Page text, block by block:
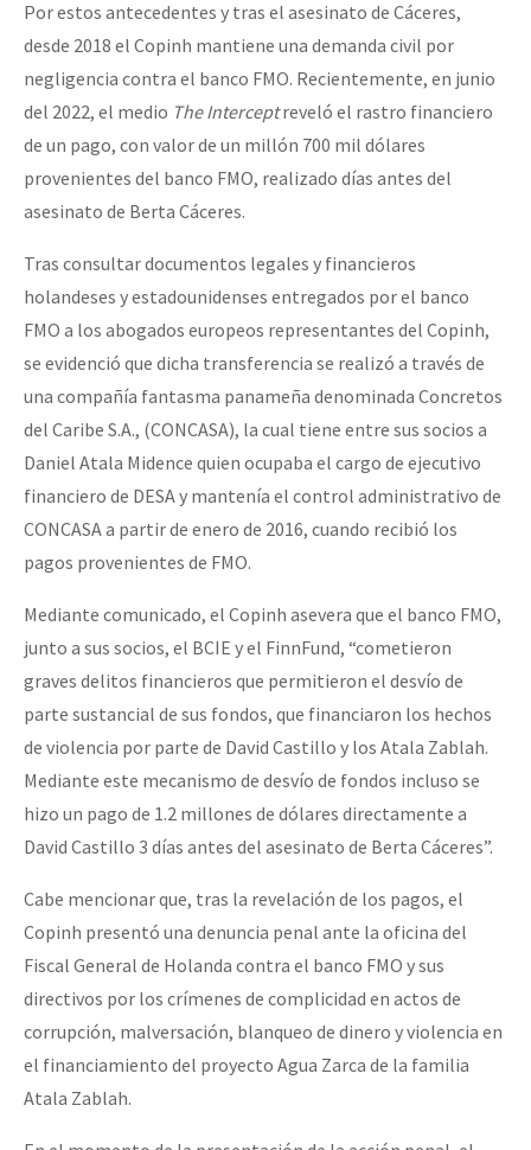
Por estos antecedentes y tras el asesinato de Cáceres,
desde 2018 el Copinh mantiene una demanda civil por
negligencia contra el banco FMO. Recientemente, en junio
del 2022, el medio The Interceptreveló el rastro financiero
de un pago, con valor de un millón 700 mil dólares
provenientes del banco FMO, realizado días antes del
asesinato de Berta Cáceres.
Tras consultar documentos legales y financieros
holandeses y estadounidenses entregados por el banco
FMO a los abogados europeos representantes del Copinh,
se evidenció que dicha transferencia se realizó a través de
una compañía fantasma panameña denominada Concretos
del Caribe S.A., (CONCASA), la cual tiene entre sus socios a
Daniel Atala Midence quien ocupaba el cargo de ejecutivo
financiero de DESA y mantenía el control administrativo de
CONCASA a partir de enero de 2016, cuando recibió los
pagos provenientes de FMO.
Mediante comunicado, el Copinh asevera que el banco FMO,
junto a sus socios, el BCIE y el FinnFund, “cometieron
graves delitos financieros que permitieron el desvío de
parte sustancial de sus fondos, que financiaron los hechos
de violencia por parte de David Castillo y los Atala Zablah.
Mediante este mecanismo de desvío de fondos incluso se
hizo un pago de 1.2 millones de dólares directamente a
David Castillo 3 días antes del asesinato de Berta Cáceres”.
Cabe mencionar que, tras la revelación de los pagos, el
Copinh presentó una denuncia penal ante la oficina del
Fiscal General de Holanda contra el banco FMO y sus
directivos por los crímenes de complicidad en actos de
corrupción, malversación, blanqueo de dinero y violencia en
el financiamiento del proyecto Agua Zarca de la familia
Atala Zablah.